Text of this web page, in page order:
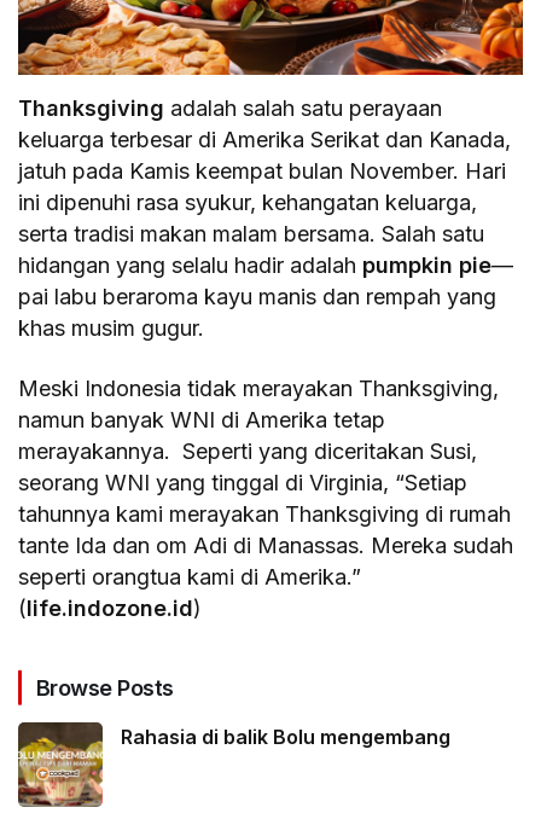
Thanksgiving adalah salah satu perayaan
keluarga terbesar di Amerika Serikat dan Kanada,
jatuh pada Kamis keempat bulan November. Hari
ini dipenuhi rasa syukur, kehangatan keluarga,
serta tradisi makan malam bersama. Salah satu
hidangan yang selalu hadir adalah pumpkin pie—
pai labu beraroma kayu manis dan rempah yang
khas musim gugur.
Meski Indonesia tidak merayakan Thanksgiving,
namun banyak WNI di Amerika tetap
merayakannya. Seperti yang diceritakan Susi,
seorang WNI yang tinggal di Virginia, “Setiap
tahunnya kami merayakan Thanksgiving di rumah
tante Ida dan om Adi di Manassas. Mereka sudah
seperti orangtua kami di Amerika.”
(life.indozone.id)
Browse Posts
Rahasia di balik Bolu mengembang